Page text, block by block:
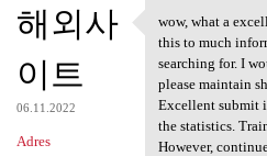
해외사
이트
06.11.2022
Adres
wow, what a
wow, what a
this to much
searching for. I
please maintain
Excellent submit
the statistics.
However,